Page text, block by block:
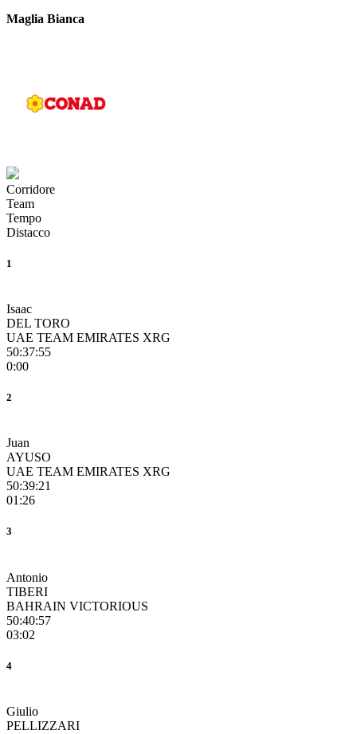
Maglia Bianca
Corridore
Team
Tempo
Distacco
1
Isaac
DEL TORO
UAE TEAM EMIRATES XRG
50:37:55
0:00
2
Juan
AYUSO
UAE TEAM EMIRATES XRG
50:39:21
01:26
3
Antonio
TIBERI
BAHRAIN VICTORIOUS
50:40:57
03:02
4
Giulio
PELLIZZARI